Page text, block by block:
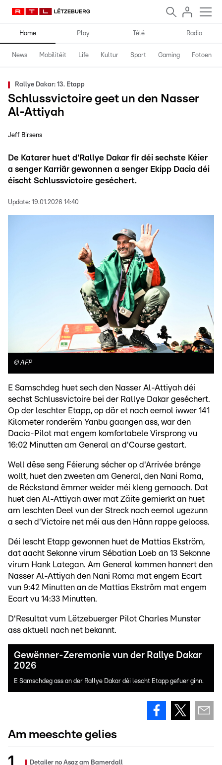
Home Play Télé Radio
News Mobilitéit Life Kultur Sport Gaming Fotoen
Rallye Dakar: 13. Etapp
Schlussvictoire geet un den Nasser
Al-Attiyah
Jeff Birsens
De Katarer huet d'Rallye Dakar fir déi sechste Kéier
a senger Karriär gewonnen a senger Ekipp Dacia déi
éischt Schlussvictoire geséchert.
Update: 19.01.2026 14:40
©AFP
E Samschdeg huet sech den Nasser Al-Attiyah déi
sechst Schlussvictoire bei der Rallye Dakar geséchert.
Op der leschter Etapp, op där et nach eemol iwwer 141
Kilometer ronderëm Yanbu gaangen ass, war den
Dacia-Pilot mat engem komfortabele Virsprong vu
16:02 Minutten am General an d'Course gestart.
Well dëse seng Féierung sécher op d'Arrivée brénge
wollt, huet den zweeten am General, den Nani Roma,
de Réckstand ëmmer weider méi kleng gemaach. Dat
huet den Al-Attiyah awer mat Zäite gemierkt an huet
am leschten Deel vun der Streck nach eemol ugezunn
a sech d'Victoire net méi aus den Hänn rappe gelooss.
Déi lescht Etapp gewonnen huet de Mattias Ekström,
dat aacht Sekonne virum Sébatian Loeb an 13 Sekonne
virum Hank Lategan. Am General kommen hannert den
Nasser Al-Attiyah den Nani Roma mat engem Ecart
vun 9:42 Minutten an de Mattias Ekström mat engem
Ecart vu 14:33 Minutten.
D'Resultat vum Lëtzebuerger Pilot Charles Munster
ass aktuell nach net bekannt.
Gewënner-Zeremonie vun der Rallye Dakar
2026
E Samschdeg ass an der Rallye Dakar déi lescht Etapp gefuer ginn.
Am meeschte gelies
Detailer no Asaz am Bamerdall